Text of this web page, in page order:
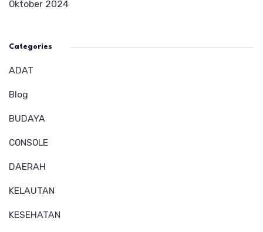
Oktober 2024
Categories
ADAT
Blog
BUDAYA
CONSOLE
DAERAH
KELAUTAN
KESEHATAN